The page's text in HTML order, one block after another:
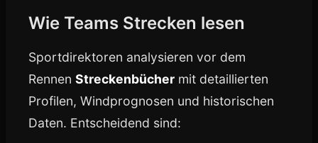
Wie Teams Strecken lesen
Sportdirektoren analysieren vor dem
Rennen Streckenbücher mit detaillierten
Profilen, Windprognosen und historischen
Daten. Entscheidend sind: